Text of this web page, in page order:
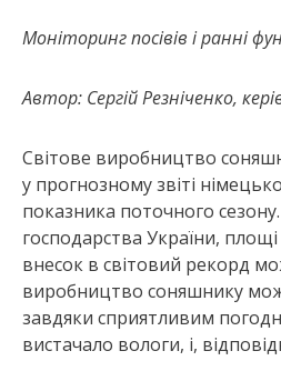
Моніторинг посівів і ранні
Автор: Сергій Резніченко,
Світове виробництво
у прогнозному звіті
показника поточного
господарства України,
внесок в світовий рекорд
виробництво соняшнику
завдяки сприятливим
вистачало вологи, і,